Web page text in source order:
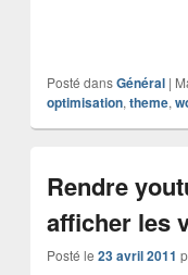
Posté dans Général |
optimisation, theme,
Rendre
afficher les
Posté le 23 avril 2011